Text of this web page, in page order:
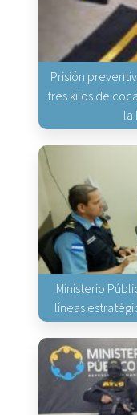
Prisión
tres kilos de
la
Ministerio
líneas